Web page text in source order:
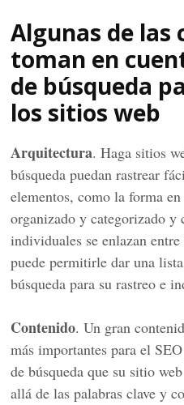
Algunas de las
toman en
de búsqueda
los sitios web
Arquitectura. Haga sitios
búsqueda puedan rastrear
elementos, como la forma
organizado y categorizado y
individuales se enlazan
puede permitirle dar una
búsqueda para su rastreo e
Contenido. Un gran
más importantes para el
de búsqueda que su sitio
allá de las palabras clave y